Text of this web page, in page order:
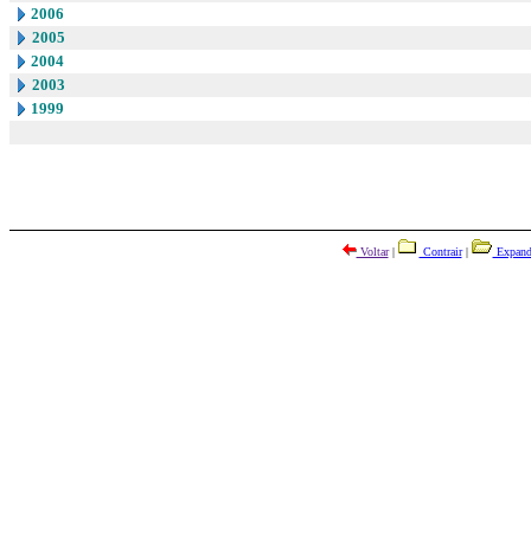
2006
2005
2004
2003
1999
Voltar| Contrair|